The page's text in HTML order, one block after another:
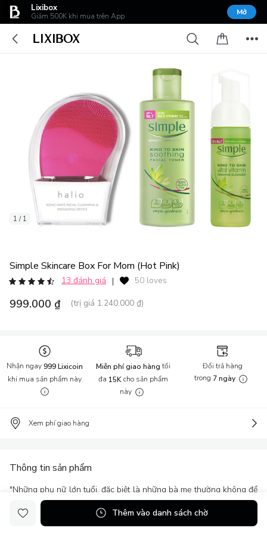
Lixibox
Giảm 500K khi mua trên App Mở
1 / 1
Simple Skincare Box For Mom (Hot Pink)
13 đánh giá | 50 loves
999.000 ₫ (trị giá 1.240.000 ₫)
Nhận ngay999 Lixicoin
khi mua sản phẩm này
Miễn phí giao hàngtối
đa 15Kcho sản phẩm
này
Đổi trả hàng
trong 7 ngày
Xem phí giao hàng
Thông tin sản phẩm
"Những phụ nữ lớn tuổi, đặc biệt là những bà mẹ thường không để
ý tới việc chăm sóc da đúng cách, từ đó những dấu hiệu lão hóa
sẽ xuất hiện nhiều hơn. Với 2 bước cực kì đơn giản sau đây, các mẹ
Thêm vào danh sách chờ